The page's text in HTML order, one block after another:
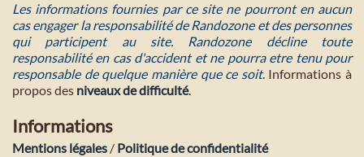
Les informations fournies par ce site ne pourront en aucun
cas engager la responsabilité de Randozone et des personnes
qui participent au site. Randozone décline toute
responsabilité en cas d'accident et ne pourra etre tenu pour
responsable de quelque manière que ce soit. Informations à
propos des niveaux de difficulté.
Informations
Mentions légales / Politique de confidentialité